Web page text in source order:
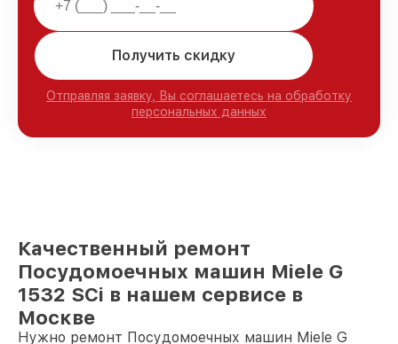
Получить скидку
Отправляя заявку, Вы соглашаетесь на обработку
персональных данных
Качественный ремонт
Посудомоечных машин Miele G
1532 SCi в нашем сервисе в
Москве
Нужно ремонт Посудомоечных машин Miele G